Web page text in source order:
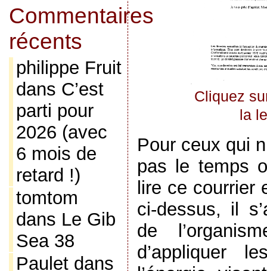
Commentaires
récents
philippe Fruit
dans C’est
parti pour
2026 (avec
6 mois de
retard !)
tomtom
dans Le Gib
Sea 38
Pauletdans
Cliquez
la
Pour ceux qui
pas le temps
lire ce courrier
ci-dessus, il
de
d’appliquer